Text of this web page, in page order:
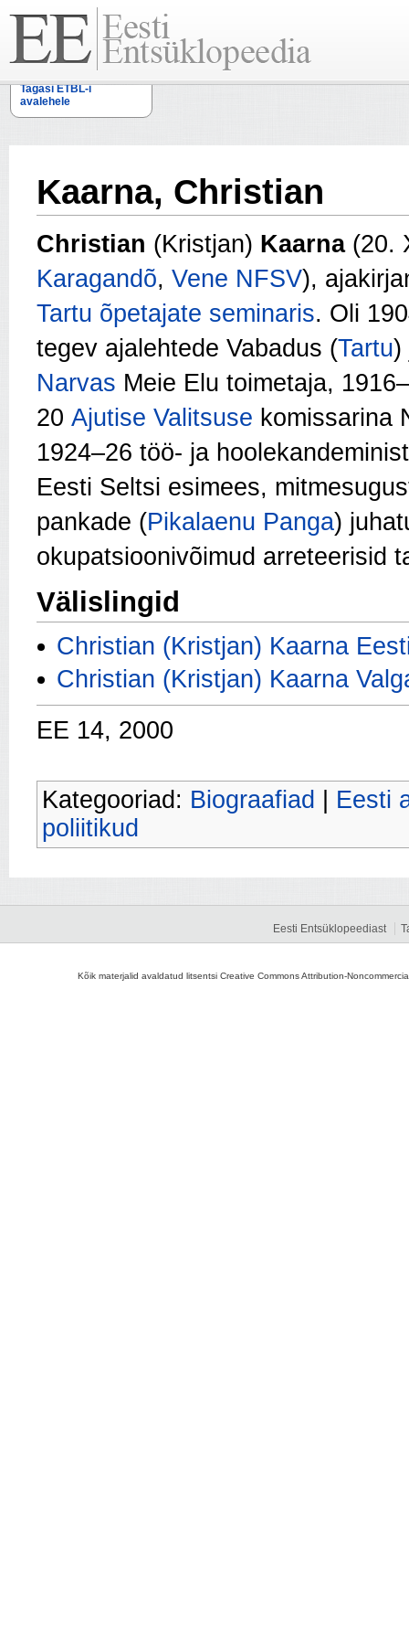
Tagasi ETBL-i
avalehele
Kaarna, Christian
Christian (Kristjan) Kaarna(20.
Karagandõ, Vene NFSV),
Tartu õpetajate seminaris. Oli
tegev ajalehtede Vabadus (Tartu)
Narvas Meie Elu toimetaja,
20 Ajutise Valitsuse komissarina
1924–26 töö- ja
Eesti Seltsi esimees,
pankade (Pikalaenu Panga)
okupatsioonivõimud arreteerisid
Välislingid
Christian (Kristjan) Kaarna
Christian (Kristjan) Kaarna
EE 14, 2000
Kategooriad: Biograafiad
Eesti
poliitikud
Eesti Entsüklopeediast
Kõik materjalid avaldatud litsentsi Creative Commons Attribution-